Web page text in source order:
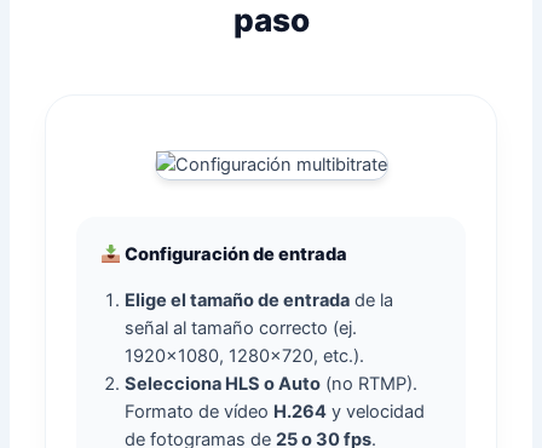
paso
Configuración de entrada
Elige el tamaño de entrada de la
señal al tamaño correcto (ej.
1920×1080, 1280×720, etc.).
Selecciona HLS o Auto (no RTMP).
Formato de vídeo H.264 y velocidad
de fotogramas de25 o 30 fps.